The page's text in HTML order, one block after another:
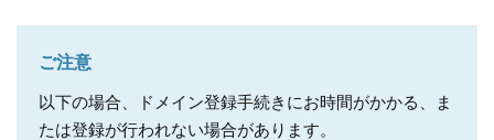
ご注意
以下の場合、ドメイン登録手続きにお時間がかかる、ま
たは登録が行われない場合があります。